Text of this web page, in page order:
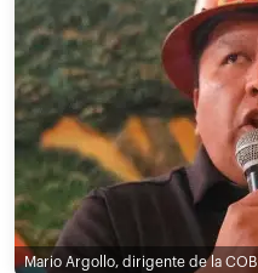
Mario Argollo, dirigente de la COB